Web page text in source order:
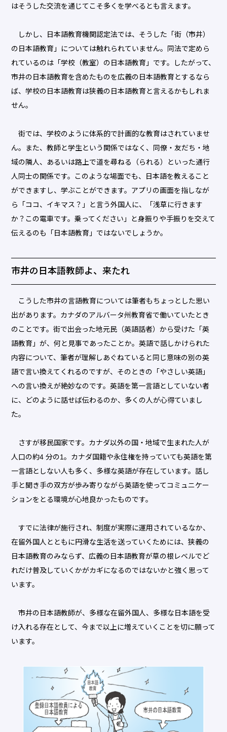
はそうした交流を通じてこそ多くを学べるとも言えます。
しかし、日本語教育機関認定法では、そうした「街（市井）
の日本語教育」については触れられていません。同法で定めら
れているのは「学校（教室）の日本語教育」です。したがって、
市井の日本語教育を含めたものを広義の日本語教育とするなら
ば、学校の日本語教育は狭義の日本語教育と言えるかもしれま
せん。
街では、学校のように体系的で計画的な教育はされていませ
ん。また、教師と学生という関係ではなく、同僚・友だち・地
域の隣人、あるいは路上で道を尋ねる（られる）といった通行
人同士の関係です。このような場面でも、日本語を教えること
ができますし、学ぶことができます。アプリの画面を指しなが
ら「ココ、イキマス？」と言う外国人に、「浅草に行きます
か？この電車です。乗ってください」と身振りや手振りを交えて
伝えるのも「日本語教育」ではないでしょうか。
市井の日本語教師よ、来たれ
こうした市井の言語教育については筆者もちょっとした思い
出があります。カナダのアルバータ州教育省で働いていたとき
のことです。街で出会った地元民（英語話者）から受けた「英
語教育」が、何と見事であったことか。英語で話しかけられた
内容について、筆者が理解しあぐねていると同じ意味の別の英
語で言い換えてくれるのですが、そのときの「やさしい英語」
への言い換えが絶妙なのです。英語を第一言語としていない者
に、どのように話せば伝わるのか、多くの人が心得ていまし
た。
さすが移民国家です。カナダ以外の国・地域で生まれた人が
人口の約4 分の1。カナダ国籍や永住権を持っていても英語を第
一言語としない人も多く、多様な英語が存在しています。話し
手と聞き手の双方が歩み寄りながら英語を使ってコミュニケー
ションをとる環境が心地良かったものです。
すでに法律が施行され、制度が実際に運用されているなか、
在留外国人とともに円滑な生活を送っていくためには、狭義の
日本語教育のみならず、広義の日本語教育が草の根レベルでど
れだけ普及していくかがカギになるのではないかと強く思って
います。
市井の日本語教師が、多様な在留外国人、多様な日本語を受
け入れる存在として、今まで以上に増えていくことを切に願って
います。